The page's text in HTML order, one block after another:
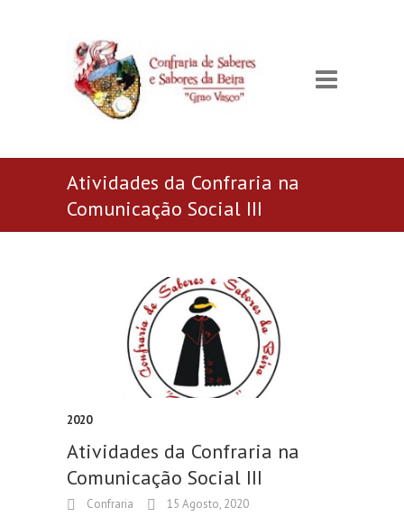
Atividades da Confraria na
Comunicação Social III
2020
Atividades da Confraria na
Comunicação Social III
Confraria 15 Agosto, 2020